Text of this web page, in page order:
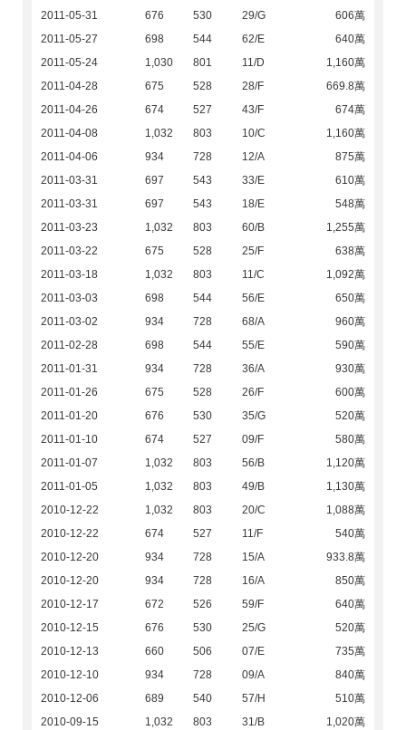
2011-05-31
676 530 29/G
606萬
2011-05-27
698 544 62/E
640萬
2011-05-24
1,030 801 11/D
1,160萬
2011-04-28
675 528 28/F
669.8萬
2011-04-26
674 527 43/F
674萬
2011-04-08
1,032 803 10/C
1,160萬
2011-04-06
934 728 12/A
875萬
2011-03-31
697 543 33/E
610萬
2011-03-31
697 543 18/E
548萬
2011-03-23
1,032 803 60/B
1,255萬
2011-03-22
675 528 25/F
638萬
2011-03-18
1,032 803 11/C
1,092萬
2011-03-03
698 544 56/E
650萬
2011-03-02
934 728 68/A
960萬
2011-02-28
698 544 55/E
590萬
2011-01-31
934 728 36/A
930萬
2011-01-26
675 528 26/F
600萬
2011-01-20
676 530 35/G
520萬
2011-01-10
674 527 09/F
580萬
2011-01-07
1,032 803 56/B
1,120萬
2011-01-05
1,032 803 49/B
1,130萬
2010-12-22
1,032 803 20/C
1,088萬
2010-12-22
674 527 11/F
540萬
2010-12-20
934 728 15/A
933.8萬
2010-12-20
934 728 16/A
850萬
2010-12-17
672 526 59/F
640萬
2010-12-15
676 530 25/G
520萬
2010-12-13
660 506 07/E
735萬
2010-12-10
934 728 09/A
840萬
2010-12-06
689 540 57/H
510萬
2010-09-15
1,032 803 31/B
1,020萬